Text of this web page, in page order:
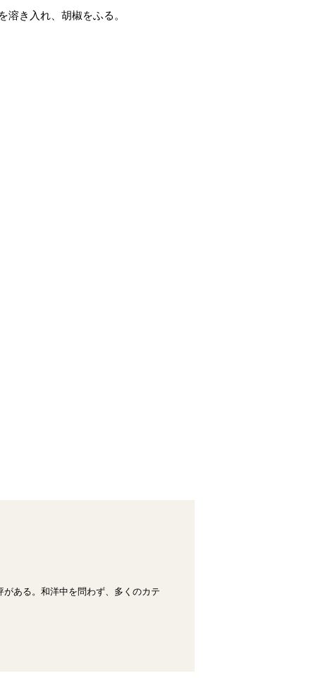
き入れ、胡椒をふる。
ある。和洋中を問わず、多くのカテ